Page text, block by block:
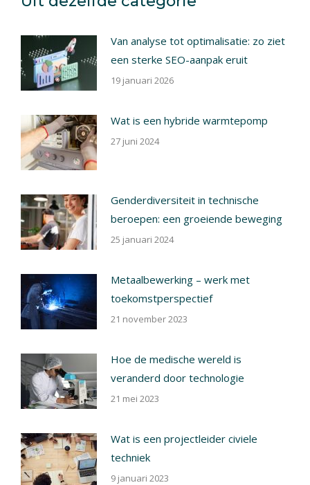
Van analyse tot optimalisatie: zo ziet
een sterke SEO-aanpak eruit
19 januari 2026
Wat is een hybride warmtepomp
27 juni 2024
Genderdiversiteit in technische
beroepen: een groeiende beweging
25 januari 2024
Metaalbewerking – werk met
toekomstperspectief
21 november 2023
Hoe de medische wereld is
veranderd door technologie
21 mei 2023
Wat is een projectleider civiele
techniek
9 januari 2023